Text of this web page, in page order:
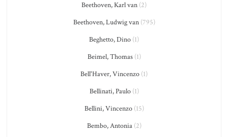
Beethoven, Karl van (2)
Beethoven, Ludwig van(795)
Beghetto, Dino (1)
Beimel, Thomas(1)
Bell'Haver, Vincenzo (1)
Bellinati, Paulo(1)
Bellini, Vincenzo(15)
Bembo, Antonia(2)